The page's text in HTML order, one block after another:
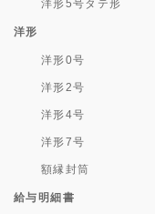
洋形5号タテ形
洋形
洋形0号
洋形2号
洋形4号
洋形7号
額縁封筒
給与明細書